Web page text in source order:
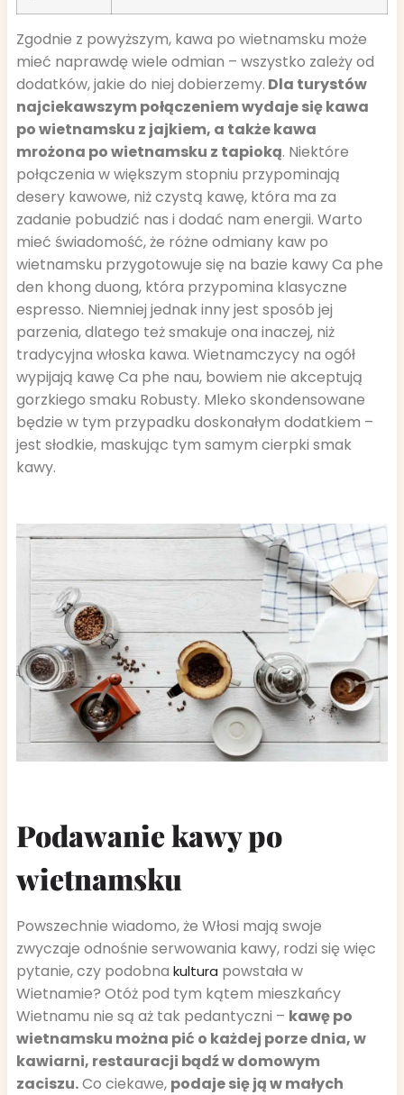
Zgodnie z powyższym, kawa po wietnamsku może
mieć naprawdę wiele odmian – wszystko zależy od
dodatków, jakie do niej dobierzemy. Dla turystów
najciekawszym połączeniem wydaje się kawa
po wietnamsku z jajkiem, a także kawa
mrożona po wietnamsku z tapioką. Niektóre
połączenia w większym stopniu przypominają
desery kawowe, niż czystą kawę, która ma za
zadanie pobudzić nas i dodać nam energii. Warto
mieć świadomość, że różne odmiany kaw po
wietnamsku przygotowuje się na bazie kawy Ca phe
den khong duong, która przypomina klasyczne
espresso. Niemniej jednak inny jest sposób jej
parzenia, dlatego też smakuje ona inaczej, niż
tradycyjna włoska kawa. Wietnamczycy na ogół
wypijają kawę Ca phe nau, bowiem nie akceptują
gorzkiego smaku Robusty. Mleko skondensowane
będzie w tym przypadku doskonałym dodatkiem –
jest słodkie, maskując tym samym cierpki smak
kawy.
Podawanie kawy po
wietnamsku
Powszechnie wiadomo, że Włosi mają swoje
zwyczaje odnośnie serwowania kawy, rodzi się więc
pytanie, czy podobna kultura powstała w
Wietnamie? Otóż pod tym kątem mieszkańcy
Wietnamu nie są aż tak pedantyczni – kawę po
wietnamsku można pić o każdej porze dnia, w
kawiarni, restauracji bądź w domowym
zaciszu.Co ciekawe, podaje się ją w małych